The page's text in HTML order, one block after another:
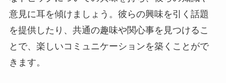
意見に耳を傾けましょう。彼らの興味を引く話題
を提供したり、共通の趣味や関心事を見つけるこ
とで、楽しいコミュニケーションを築くことがで
きます。